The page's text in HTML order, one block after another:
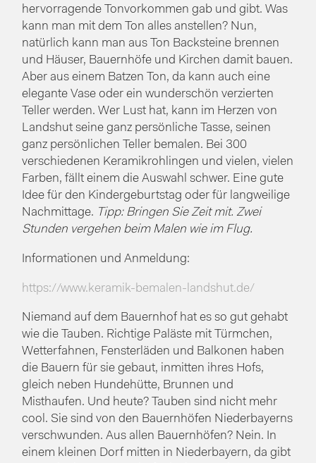
hervorragende Tonvorkommen gab und gibt. Was
kann man mit dem Ton alles anstellen? Nun,
natürlich kann man aus Ton Backsteine brennen
und Häuser, Bauernhöfe und Kirchen damit bauen.
Aber aus einem Batzen Ton, da kann auch eine
elegante Vase oder ein wunderschön verzierten
Teller werden. Wer Lust hat, kann im Herzen von
Landshut seine ganz persönliche Tasse, seinen
ganz persönlichen Teller bemalen. Bei 300
verschiedenen Keramikrohlingen und vielen, vielen
Farben, fällt einem die Auswahl schwer. Eine gute
Idee für den Kindergeburtstag oder für langweilige
Nachmittage. Tipp: Bringen Sie Zeit mit. Zwei
Stunden vergehen beim Malen wie im Flug.
Informationen und Anmeldung:
https://www.keramik-bemalen-landshut.de/
Niemand auf dem Bauernhof hat es so gut gehabt
wie die Tauben. Richtige Paläste mit Türmchen,
Wetterfahnen, Fensterläden und Balkonen haben
die Bauern für sie gebaut, inmitten ihres Hofs,
gleich neben Hundehütte, Brunnen und
Misthaufen. Und heute? Tauben sind nicht mehr
cool. Sie sind von den Bauernhöfen Niederbayerns
verschwunden. Aus allen Bauernhöfen? Nein. In
einem kleinen Dorf mitten in Niederbayern, da gibt